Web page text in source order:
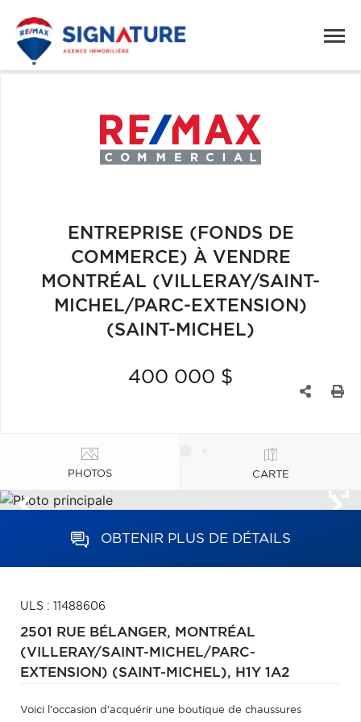
ENTREPRISE (FONDS DE
COMMERCE) À VENDRE
MONTRÉAL (VILLERAY/SAINT-
MICHEL/PARC-EXTENSION)
(SAINT-MICHEL)
400 000 $
PHOTOS CARTE
OBTENIR PLUS DE DÉTAILS
ULS : 11488606
2501 RUE BÉLANGER, MONTRÉAL
(VILLERAY/SAINT-MICHEL/PARC-
EXTENSION) (SAINT-MICHEL), H1Y 1A2
Voici l'occasion d'acquérir une boutique de chaussures